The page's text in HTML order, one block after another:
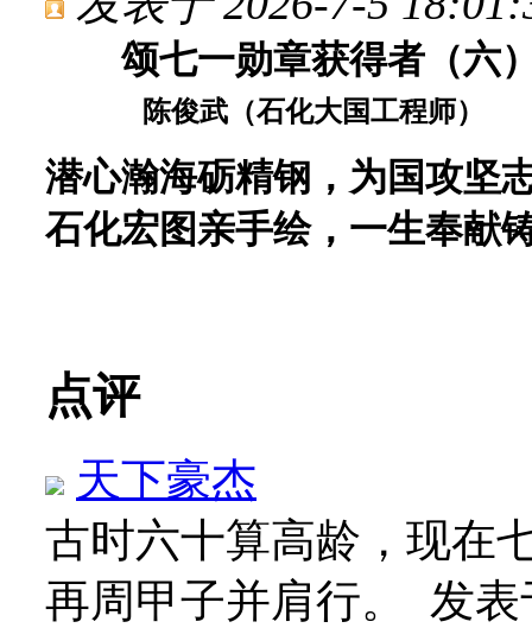
颂七一勋章获得者（六
陈俊武（石化大国工程师）
潜心瀚海砺精钢，为国攻坚
石化宏图亲手绘，一生奉献
点评
天下豪杰
古时六十算高龄，现在
再周甲子并肩行。 发